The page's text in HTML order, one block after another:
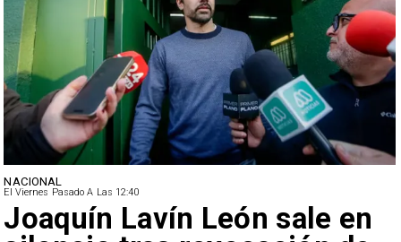
NACIONAL
El Viernes Pasado A Las 12:40
Joaquín Lavín León sale en